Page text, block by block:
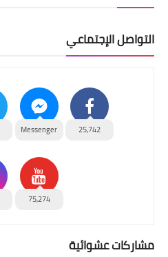
التواصل الإجتماعي
25,742
Messenger
75,274
مشاركات عشوائية